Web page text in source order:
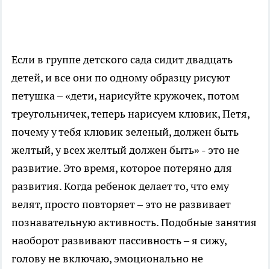
Если в группе детского сада сидит двадцать
детей, и все они по одному образцу рисуют
петушка – «дети, нарисуйте кружочек, потом
треугольничек, теперь нарисуем клювик, Петя,
почему у тебя клювик зеленый, должен быть
желтый, у всех желтый должен быть» - это не
развитие. Это время, которое потеряно для
развития. Когда ребенок делает то, что ему
велят, просто повторяет – это не развивает
познавательную активность. Подобные занятия
наоборот развивают пассивность – я сижу,
голову не включаю, эмоционально не